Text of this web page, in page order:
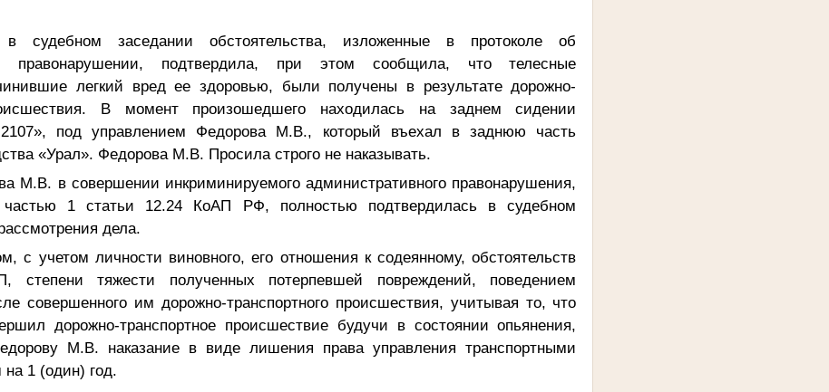
в судебном заседании обстоятельства, изложенные в протоколе об
правонарушении, подтвердила, при этом сообщила, что телесные
легкий вред ее здоровью, были получены в результате дорожно-
В момент произошедшего находилась на заднем сидении
под управлением Федорова М.В., который въехал в заднюю часть
«Урал». Федорова М.В. Просила строго не наказывать.
М.В. в совершении инкриминируемого административного правонарушения,
частью 1 статьи 12.24 КоАП РФ, полностью подтвердилась в судебном
дела.
с учетом личности виновного, его отношения к содеянному, обстоятельств
степени тяжести полученных потерпевшей повреждений, поведением
совершенного им дорожно-транспортного происшествия, учитывая то, что
дорожно-транспортное происшествие будучи в состоянии опьянения,
М.В. наказание в виде лишения права управления транспортными
на 1 (один) год.